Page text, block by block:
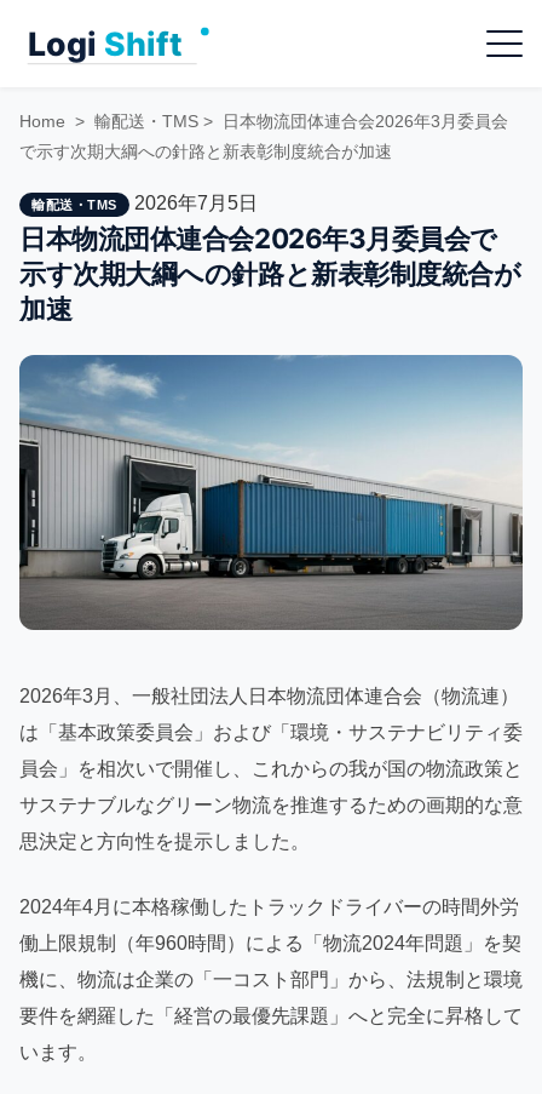
Menu
Home > 輸配送・TMS >
日本物流団体連合会2026年3月委員会
で示す次期大綱への針路と新表彰制度統合が加速
輸配送・TMS 2026年7月5日
日本物流団体連合会2026年3月委員会で
示す次期大綱への針路と新表彰制度統合が
加速
2026年3月、一般社団法人日本物流団体連合会（物流連）
は「基本政策委員会」および「環境・サステナビリティ委
員会」を相次いで開催し、これからの我が国の物流政策と
サステナブルなグリーン物流を推進するための画期的な意
思決定と方向性を提示しました。
2024年4月に本格稼働したトラックドライバーの時間外労
働上限規制（年960時間）による「物流2024年問題」を契
機に、物流は企業の「一コスト部門」から、法規制と環境
要件を網羅した「経営の最優先課題」へと完全に昇格して
います。